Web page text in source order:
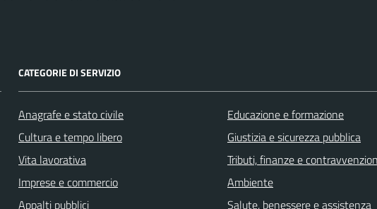
CATEGORIE DI SERVIZIO
Anagrafe e stato civile
Cultura e tempo libero
Vita lavorativa
Imprese e commercio
Appalti pubblici
Educazione e formazione
Giustizia e sicurezza pubblica
Tributi, finanze e
Ambiente
Salute, benessere e assistenza